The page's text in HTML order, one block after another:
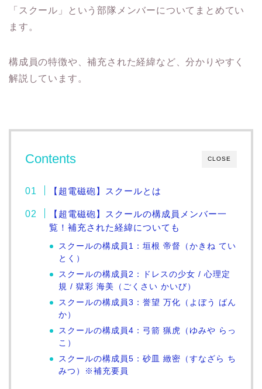
「スクール」という部隊メンバーについてまとめてい
ます。
構成員の特徴や、補充された経緯など、分かりやすく
解説しています。
CLOSE
Contents
【超電磁砲】スクールとは
【超電磁砲】スクールの構成員メンバー一
覧！補充された経緯についても
スクールの構成員1：垣根 帝督（かきね てい
とく）
スクールの構成員2：ドレスの少女 / 心理定
規 / 獄彩 海美（ごくさい かいび）
スクールの構成員3：誉望 万化（よぼう ばん
か）
スクールの構成員4：弓箭 猟虎（ゆみや らっ
こ）
スクールの構成員5：砂皿 緻密（すなざら ち
みつ）※補充要員